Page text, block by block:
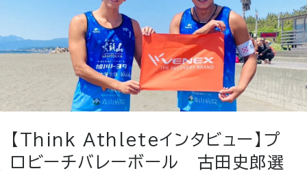
【Think Athleteインタビュー】プ
ロビーチバレーボール 古田史郎選